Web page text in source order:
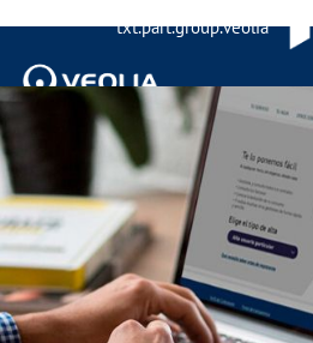
txt.part.group.veolia